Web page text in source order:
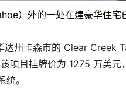
）外的一处在建豪华住
达州卡森市的 Clear Creek
项目挂牌价为 1275 万美
。